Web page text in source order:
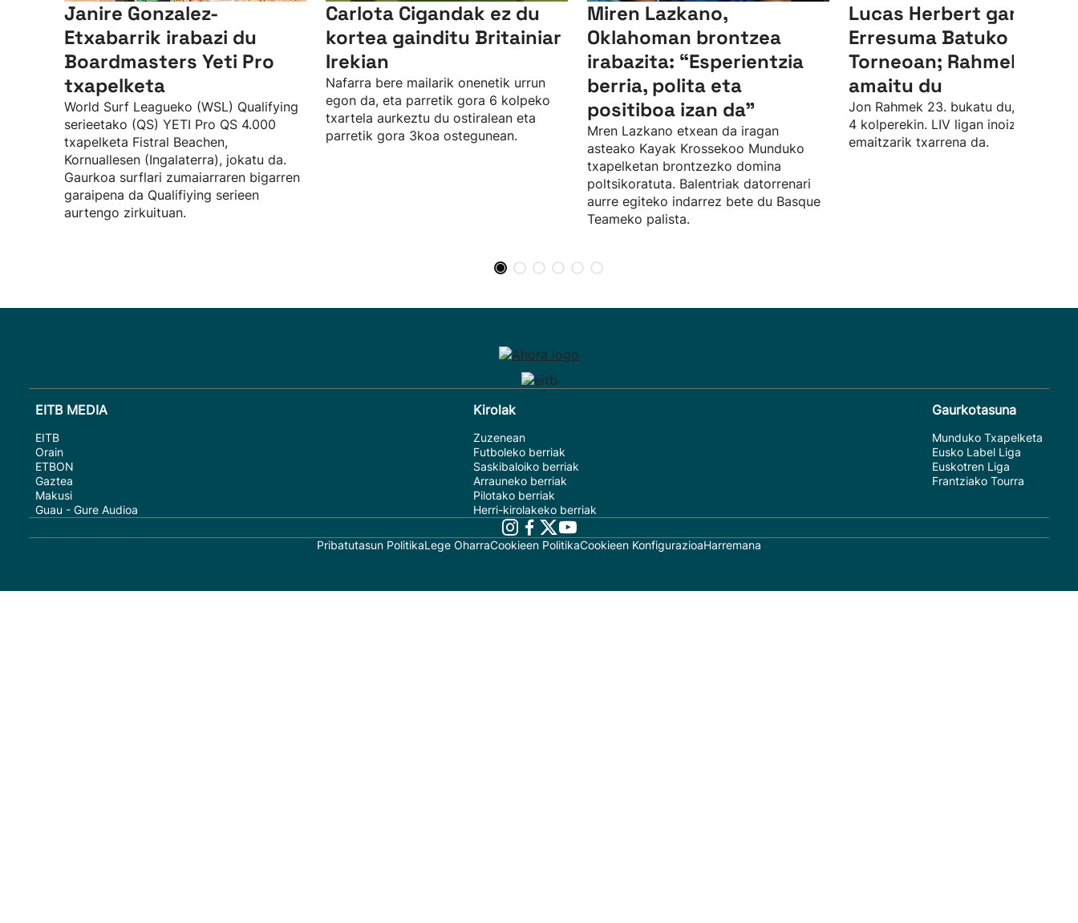
Janire Gonzalez-
Etxabarrik irabazi du
Boardmasters Yeti Pro
txapelketa
World Surf Leagueko (WSL) Qualifying
serieetako (QS) YETI Pro QS 4.000
txapelketa Fistral Beachen,
Kornuallesen (Ingalaterra), jokatu da.
Gaurkoa surflari zumaiarraren bigarren
garaipena da Qualifiying serieen
aurtengo zirkuituan.
Carlota Cigandak ez du
kortea gainditu Britainiar
Irekian
Nafarra bere mailarik onenetik urrun
egon da, eta parretik gora 6 kolpeko
txartela aurkeztu du ostiralean eta
parretik gora 3koa ostegunean.
Miren Lazkano,
Oklahoman brontzea
irabazita: “Esperientzia
berria, polita eta
positiboa izan da"
Mren Lazkano etxean da iragan
asteako Kayak Krossekoo Munduko
txapelketan brontzezko domina
poltsikoratuta. Balentriak datorrenari
aurre egiteko indarrez bete du Basque
Teameko palista.
Lucas Herbert garaile,
Erresuma Batuko LIV
Torneoan; Rahmek 23.
amaitu du
Jon Rahmek 23. bukatu du, par
4 kolperekin. LIV ligan inoiz izan duen
emaitzarik txarrena da.
EITB MEDIA
EITB
Orain
ETBON
Gaztea
Makusi
Guau - Gure Audioa
Kirolak
Zuzenean
Futboleko berriak
Saskibaloiko berriak
Arrauneko berriak
Pilotako berriak
Herri-kirolakeko berriak
Gaurkotasuna
Munduko Txapelketa
Eusko Label Liga
Euskotren Liga
Frantziako Tourra
Pribatutasun PolitikaLege OharraCookieen PolitikaCookieen KonfigurazioaHarremana